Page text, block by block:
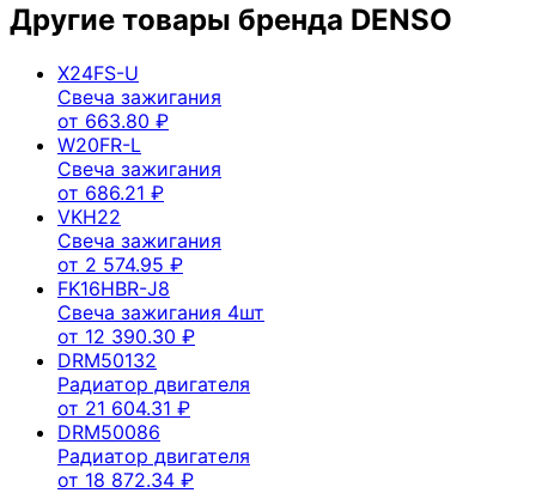
Другие товары бренда DENSO
X24FS-U
Свеча зажигания
от 663.80 ₽
W20FR-L
Свеча зажигания
от 686.21 ₽
VKH22
Свеча зажигания
от 2 574.95 ₽
FK16HBR-J8
Свеча зажигания 4шт
от 12 390.30 ₽
DRM50132
Радиатор двигателя
от 21 604.31 ₽
DRM50086
Радиатор двигателя
от 18 872.34 ₽